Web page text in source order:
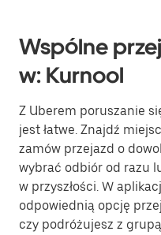
Wspólne
w: Kurnool
Z Uberem poruszanie
jest łatwe. Znajdź
zamów przejazd o
wybrać odbiór od razu
w przyszłości. W
odpowiednią opcję
czy podróżujesz z